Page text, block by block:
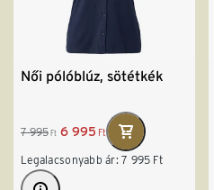
Női pólóblúz, sötétkék
7 995 Ft 6 995 Ft
Legalacsonyabb ár: 7 995 Ft